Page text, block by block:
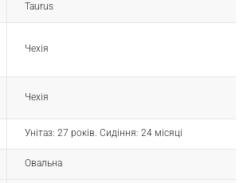
Taurus
Чехія
Чехія
Унітаз: 27 років. Сидіння: 24 місяці
Овальна